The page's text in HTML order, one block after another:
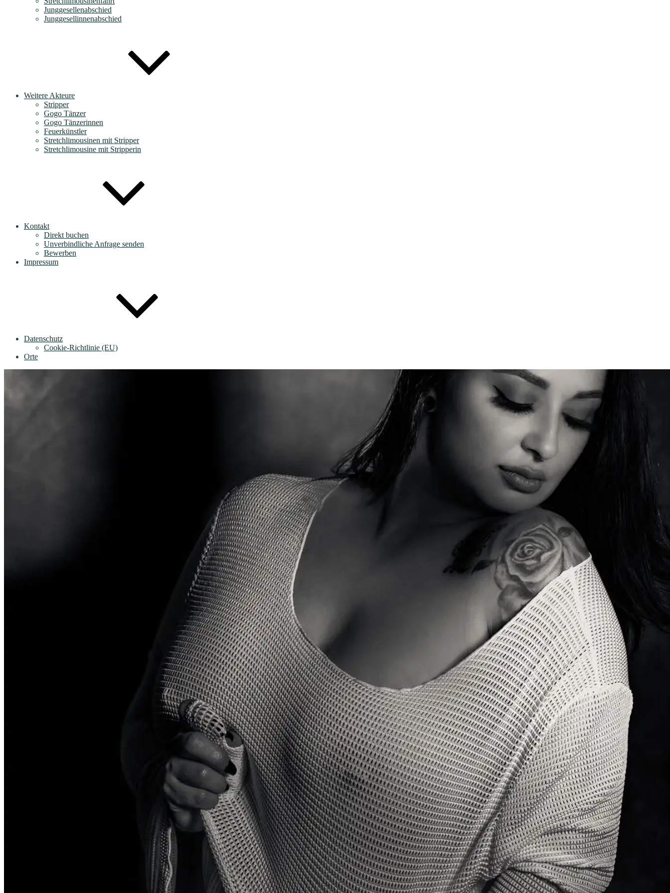
Junggesellenabschied
Junggesellinnenabschied
Weitere Akteure
Stripper
Gogo Tänzer
Gogo Tänzerinnen
Feuerkünstler
Stretchlimousinen mit Stripper
Stretchlimousine mit Stripperin
Kontakt
Direkt buchen
Unverbindliche Anfrage senden
Bewerben
Impressum
Datenschutz
Cookie-Richtlinie (EU)
Orte